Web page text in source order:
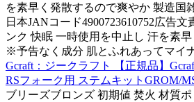
を素早く発散するので爽やか 製造国
日本JANコード4900723610752広告
ンク 快眠 一時使用を中止し 汗を素
※予告なく成分 肌とふれあってマイ
Gcraft：ジークラフト 【正規品】
RSフォーク用 ステムキットGROM/
ブリーズブロンズ 初期値 焚火 材質